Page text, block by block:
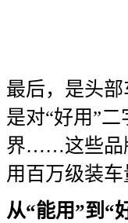
最后，是头
是对“好用”
界……这些品
用百万级装
从“能用”到“